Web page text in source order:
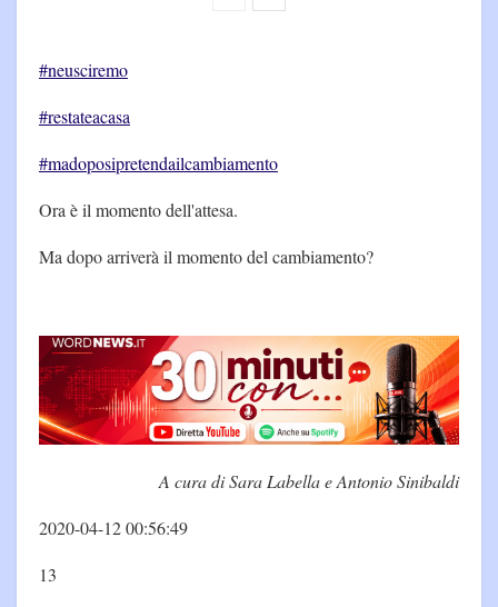
#neusciremo
#restateacasa
#madoposipretendailcambiamento
Ora è il momento dell'attesa.
Ma dopo arriverà il momento del cambiamento?
A cura di Sara Labella e Antonio Sinibaldi
2020-04-12 00:56:49
13